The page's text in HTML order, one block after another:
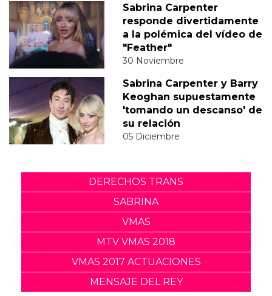
Sabrina Carpenter
responde divertidamente
a la polémica del vídeo de
"Feather"
30 Noviembre
Sabrina Carpenter y Barry
Keoghan supuestamente
'tomando un descanso' de
su relación
05 Diciembre
DERECHOS TRANS
SABRINA
VMAS
MTV VMAS 2018
VMAS 2017 ACTUACIONES
MENSAJE DEL REY